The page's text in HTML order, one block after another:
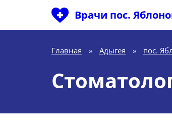
Врачи пос.
Главная » Адыгея » пос.